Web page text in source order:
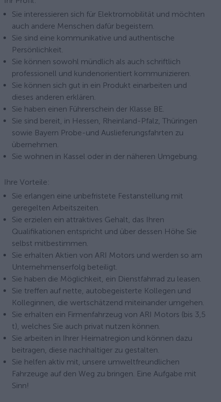
Sie interessieren sich für Elektromobilität und möchten
auch andere Menschen dafür begeistern.
Sie sind eine kommunikative und authentische
Persönlichkeit.
Sie können sowohl mündlich als auch schriftlich
professionell und kundenorientiert kommunizieren.
Sie können sich gut in ein Produkt einarbeiten und
dieses anderen erklären.
Sie haben einen Führerschein der Klasse BE.
Sie sind bereit, in Hessen, Rheinland-Pfalz, Thüringen
sowie Bayern Probe-und Auslieferungsfahrten zu
übernehmen.
Sie wohnen in Kassel oder in der näheren Umgebung.
Ihre Vorteile:
Sie erlangen eine unbefristete Festanstellung mit
geregelten Arbeitszeiten.
Sie erzielen ein attraktives Gehalt, das Ihren
Qualifikationen entspricht und über dessen Höhe Sie
selbst mitbestimmen.
Sie erhalten Aktien von ARI Motors und werden so am
Unternehmenserfolg beteiligt.
Sie haben die Möglichkeit, ein Dienstfahrrad zu leasen.
Sie treffen auf nette, autobegeisterte Kollegen und
Kolleginnen, die wertschätzend miteinander umgehen.
Sie erhalten ein Firmenfahrzeug von ARI Motors (bis 3,5
t), welches Sie auch privat nutzen können.
Sie arbeiten in Ihrer Heimatregion und können dazu
beitragen, diese nachhaltiger zu gestalten.
Sie helfen aktiv mit, unsere umweltfreundlichen
Fahrzeuge auf den Weg zu bringen. Eine Aufgabe mit
Sinn!